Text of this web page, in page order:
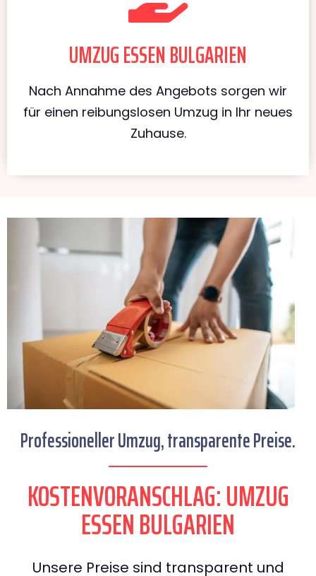
UMZUG ESSEN BULGARIEN
Nach Annahme des Angebots sorgen wir
für einen reibungslosen Umzug in Ihr neues
Zuhause.
Professioneller Umzug, transparente Preise.
KOSTENVORANSCHLAG: UMZUG
ESSEN BULGARIEN
Unsere Preise sind transparent und